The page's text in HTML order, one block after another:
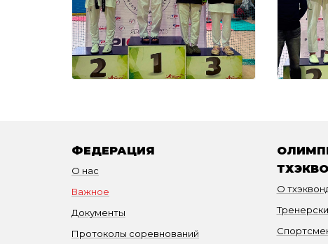
ФЕДЕРАЦИЯ
О нас
Важное
Документы
Протоколы соревнований
О